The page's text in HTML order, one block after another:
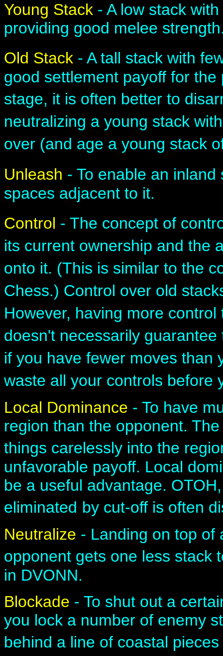
Young Stack - A low stack
providing good melee
Old Stack - A tall stack with
good settlement payoff for
stage, it is often better to
neutralizing a young stack
over (and age a young stack
Unleash - To enable an
spaces adjacent to it.
Control - The concept of
its current ownership and the
onto it. (This is similar to the
Chess.) Control over old
However, having more
doesn't necessarily
if you have fewer moves than
waste all your controls before
Local Dominance - To have
region than the opponent.
things carelessly into the
unfavorable payoff. Local
be a useful advantage.
eliminated by cut-off is often
Neutralize - Landing on top of
opponent gets one less stack
in DVONN.
Blockade - To shut out a
you lock a number of enemy
behind a line of coastal